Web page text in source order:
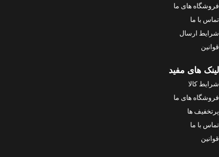
فروشگاه های ما
تماس با ما
شرایط ارسال
قوانین
لینک های مفید
شرایط کالا
فروشگاه های ما
پرتخفیف ها
تماس با ما
قوانین